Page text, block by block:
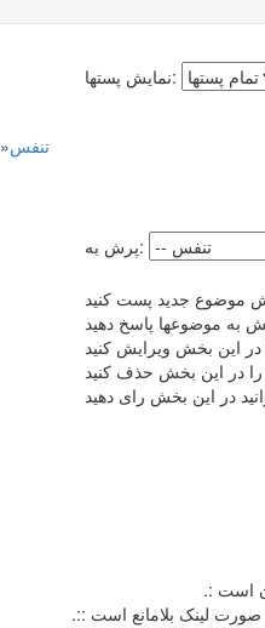
نمایش پستها:
»تنفس
پرش به:
موضوع جدید پست کنید
به موضوعها پاسخ دهید
این بخش ویرایش کنید
در این بخش حذف کنید
در این بخش رای دهید